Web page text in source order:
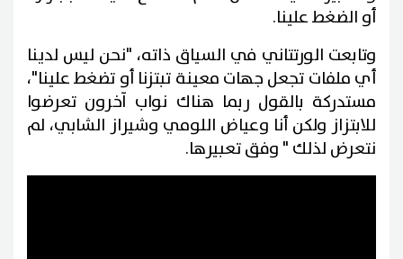
أو الضغط علينا.
وتابعت الورتتاني في السياق ذاته، "نحن ليس لدينا
أي ملفات تجعل جهات معينة تبتزنا أو تضغط علينا"،
مستدركة بالقول ربما هناك نواب آخرون تعرضوا
للابتزاز ولكن أنا وعياض اللومي وشيراز الشابي، لم
نتعرض لذلك " وفق تعبيرها.